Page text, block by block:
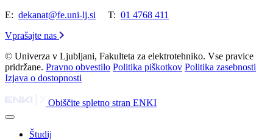
E: dekanat@fe.uni-lj.si T: 01 4768 411
Vprašajte nas
© Univerza v Ljubljani, Fakulteta za elektrotehniko. Vse pravice
pridržane. Pravno obvestilo Politika piškotkov Politika zasebnosti
Izjava o dostopnosti
Obiščite spletno stran ENKI
Študij